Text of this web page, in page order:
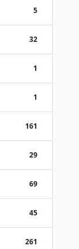
5
32
1
1
161
29
69
45
261